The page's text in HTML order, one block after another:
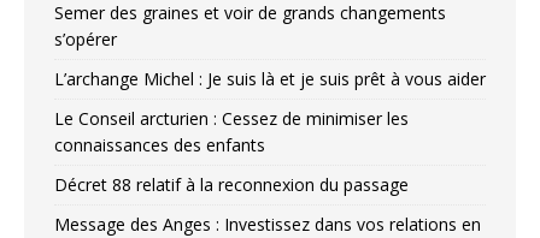
Semer des graines et voir de grands changements
s’opérer
L’archange Michel : Je suis là et je suis prêt à vous aider
Le Conseil arcturien : Cessez de minimiser les
connaissances des enfants
Décret 88 relatif à la reconnexion du passage
Message des Anges : Investissez dans vos relations en